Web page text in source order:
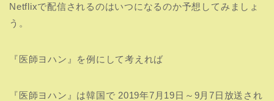
Netflixで配信されるのはいつになるのか予想してみましょ
う。
『医師ヨハン』を例にして考えれば
『医師ヨハン』は韓国で 2019年7月19日～9月7日 放送され